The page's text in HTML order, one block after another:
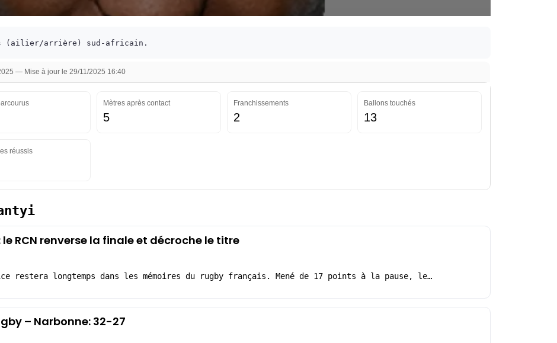
(ailier/arrière) sud-africain.
— Mise à jour le 29/11/2025 16:40
Mètres après contact
5
Franchissements
2
Ballons touchés
13
réussis
le RCN renverse la finale et décroche le titre
restera longtemps dans les mémoires du rugby français. Mené de 17 points à la pause, le…
– Narbonne: 32-27